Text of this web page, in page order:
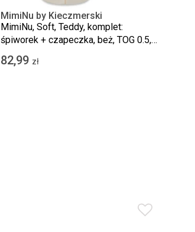
MimiNu by Kieczmerski
MimiNu, Soft, Teddy, komplet:
śpiworek + czapeczka, beż, TOG 0.5,
0-3 m
82,99 zł